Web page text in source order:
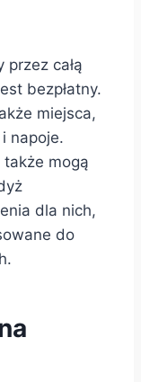
całą
bezpłatny.
miejsca,
napoje.
także mogą
dla nich,
do